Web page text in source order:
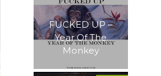
FUCKED UP –
Year Of The
Monkey